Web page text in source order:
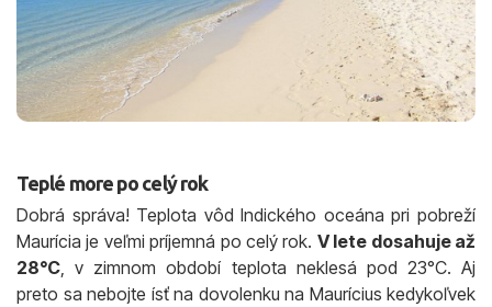
Teplé more po celý rok
Dobrá správa! Teplota vôd Indického oceána pri pobreží
Maurícia je veľmi príjemná po celý rok. V lete dosahuje až
28°C , v zimnom období teplota neklesá pod 23°C. Aj
preto sa nebojte ísť na dovolenku na Maurícius kedykoľvek